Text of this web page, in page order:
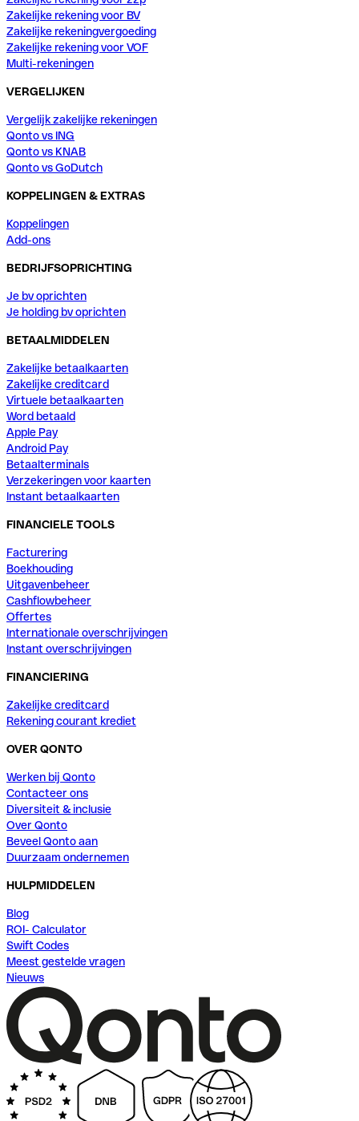
Zakelijke rekening voor BV
Zakelijke rekeningvergoeding
Zakelijke rekening voor VOF
Multi-rekeningen
VERGELIJKEN
Vergelijk zakelijke rekeningen
Qonto vs ING
Qonto vs KNAB
Qonto vs GoDutch
KOPPELINGEN & EXTRAS
Koppelingen
Add-ons
BEDRIJFSOPRICHTING
Je bv oprichten
Je holding bv oprichten
BETAALMIDDELEN
Zakelijke betaalkaarten
Zakelijke creditcard
Virtuele betaalkaarten
Word betaald
Apple Pay
Android Pay
Betaalterminals
Verzekeringen voor kaarten
Instant betaalkaarten
FINANCIELE TOOLS
Facturering
Boekhouding
Uitgavenbeheer
Cashflowbeheer
Offertes
Internationale overschrijvingen
Instant overschrijvingen
FINANCIERING
Zakelijke creditcard
Rekening courant krediet
OVER QONTO
Werken bij Qonto
Contacteer ons
Diversiteit & inclusie
Over Qonto
Beveel Qonto aan
Duurzaam ondernemen
HULPMIDDELEN
Blog
ROI- Calculator
Swift Codes
Meest gestelde vragen
Nieuws